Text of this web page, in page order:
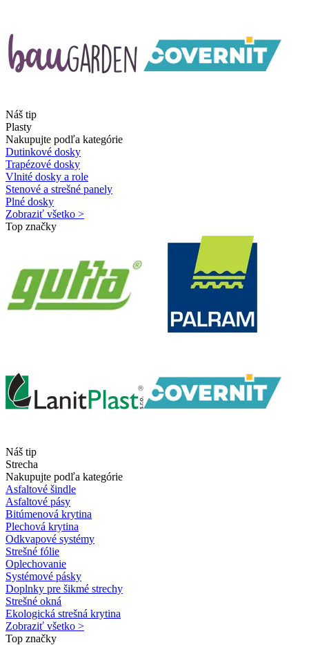
Náš tip
Plasty
Nakupujte podľa kategórie
Dutinkové dosky
Trapézové dosky
Vlnité dosky a role
Stenové a strešné panely
Plné dosky
Zobraziť všetko >
Top značky
Náš tip
Strecha
Nakupujte podľa kategórie
Asfaltové šindle
Asfaltové pásy
Bitúmenová krytina
Plechová krytina
Odkvapové systémy
Strešné fólie
Oplechovanie
Systémové pásky
Doplnky pre šikmé strechy
Strešné okná
Ekologická strešná krytina
Zobraziť všetko >
Top značky